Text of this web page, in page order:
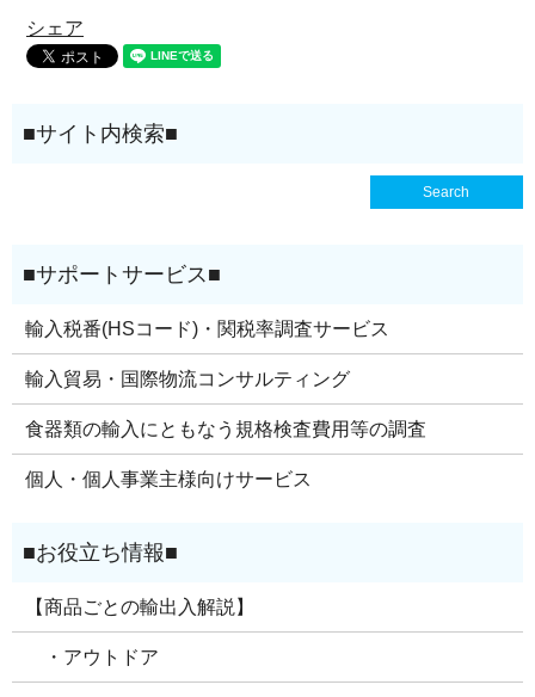
シェア
輸入税番(HSコード)・関税率調査サービス
輸入貿易・国際物流コンサルティング
食器類の輸入にともなう規格検査費用等の調査
個人・個人事業主様向けサービス
【商品ごとの輸出入解説】
・アウトドア